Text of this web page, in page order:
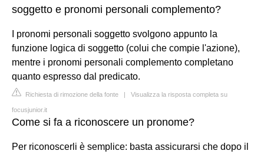
soggetto e pronomi personali complemento?
I pronomi personali soggetto svolgono appunto la
funzione logica di soggetto (colui che compie l'azione),
mentre i pronomi personali complemento completano
quanto espresso dal predicato.
Richiesta di rimozione della fonte | Visualizza la risposta completa su
focusjunior.it
Come si fa a riconoscere un pronome?
Per riconoscerli è semplice: basta assicurarsi che dopo il